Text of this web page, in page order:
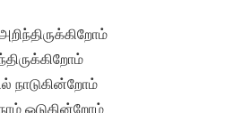
நாடுகின்றோம்
ஓடுகின்றோம்